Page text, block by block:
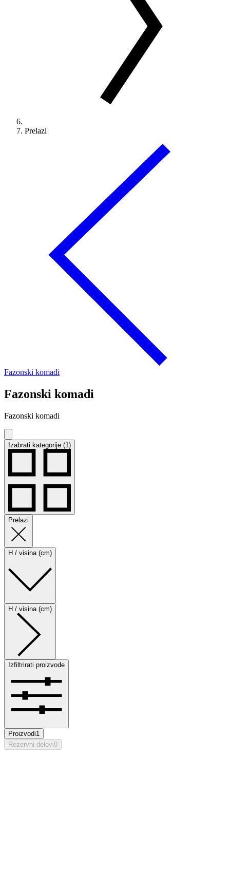
Prelazi
Fazonski komadi
Fazonski komadi
Fazonski komadi
Izabrati kategorije (1)
Prelazi
H / visina (cm)
H / visina (cm)
Izfiltrirati proizvode
Proizvodi1
Rezervni delovi0